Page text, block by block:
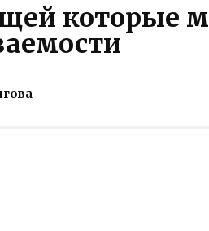
которые